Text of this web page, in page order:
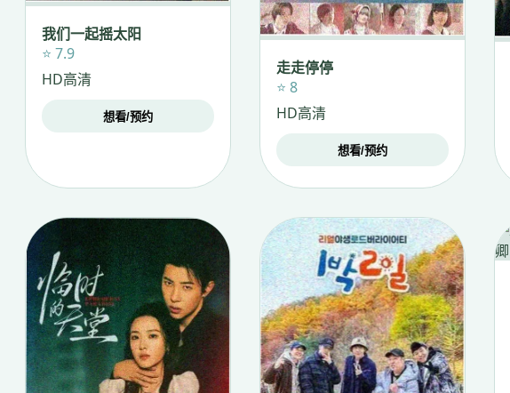
我们一起摇太阳
⭐ 7.9
HD高清
想看/预约
走走停停
⭐ 8
HD高清
想看/预约